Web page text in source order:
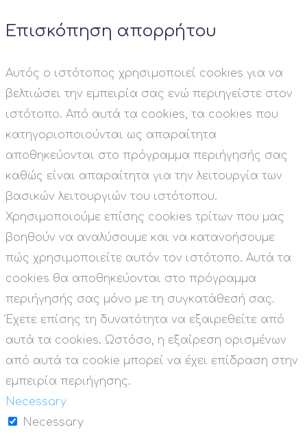
Επισκόπηση απορρήτου
Αυτός ο ιστότοπος χρησιμοποιεί cookies για να
βελτιώσει την εμπειρία σας ενώ περιηγείστε στον
ιστότοπο. Από αυτά τα cookies, τα cookies που
κατηγοριοποιούνται ως απαραίτητα
αποθηκεύονται στο πρόγραμμα περιήγησής σας
καθώς είναι απαραίτητα για την λειτουργία των
βασικών λειτουργιών του ιστότοπου.
Χρησιμοποιούμε επίσης cookies τρίτων που μας
βοηθούν να αναλύσουμε και να κατανοήσουμε
πώς χρησιμοποιείτε αυτόν τον ιστότοπο. Αυτά τα
cookies θα αποθηκεύονται στο πρόγραμμα
περιήγησής σας μόνο με τη συγκατάθεσή σας.
Έχετε επίσης τη δυνατότητα να εξαιρεθείτε από
αυτά τα cookies. Ωστόσο, η εξαίρεση ορισμένων
από αυτά τα cookie μπορεί να έχει επίδραση στην
εμπειρία περιήγησης.
Necessary
Necessary